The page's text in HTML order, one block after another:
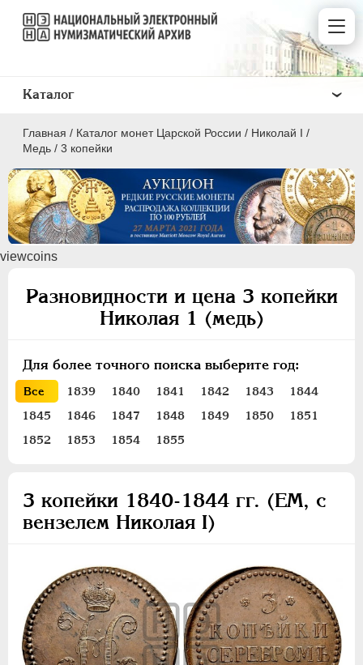
Главная / Каталог монет Царской России / Николай I /
Медь / 3 копейки
viewcoins
Разновидности и цена 3 копейки
Николая 1 (медь)
Для более точного поиска выберите год:
Все 1839 1840 1841 1842 1843
1844
1845
1846 1847 1848 1849 1850
1851
1852
1853 1854 1855
3 копейки 1840-1844 гг. (ЕМ, с
вензелем Николая I)
Каталог
ПEТР I 1699 - 1725
ЕКАТЕРИНА I
АННА ИОАННОВНА 1730-1740
ИОАНН АНТОНОВИЧ 1740-1741
ПЕТР III 1762-1762
ЕКАТЕРИНА II
1762-1796
ПАВЕЛ I 1796-1801
АЛЕКСАНДР I
1801-1825
Платина
10 копеек
5 копеек
3 копейки